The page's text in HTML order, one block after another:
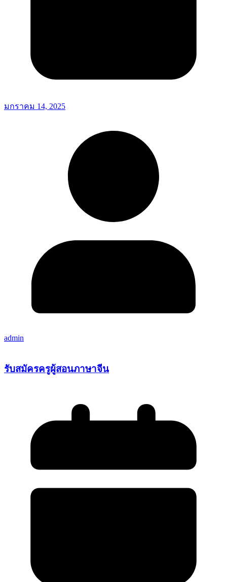
มกราคม 14, 2025
admin
รับสมัครครูผู้สอนภาษาจีน